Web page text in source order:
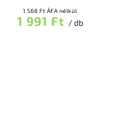
1 568 Ft ÁFA nélkül
1 991 Ft / db